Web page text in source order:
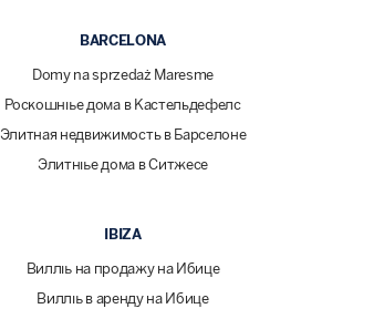
BARCELONA
Domy na sprzedaż Maresme
Роскошные дома в Кастельдефелс
Элитная недвижимость в Барселоне
Элитные дома в Ситжесе
IBIZA
Виллы на продажу на Ибице
Виллы в аренду на Ибице